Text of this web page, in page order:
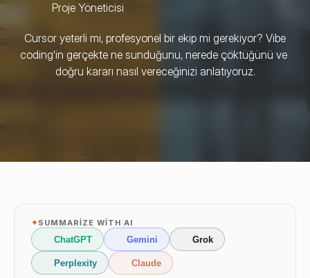
Proje Yöneticisi
coding'in gerçekte ne sunduğunu, nerede çöktüğünü ve
doğru kararı nasıl vereceğinizi anlatıyoruz.
✦SUMMARIZE WITH AI
ChatGPT Gemini Grok
Perplexity Claude